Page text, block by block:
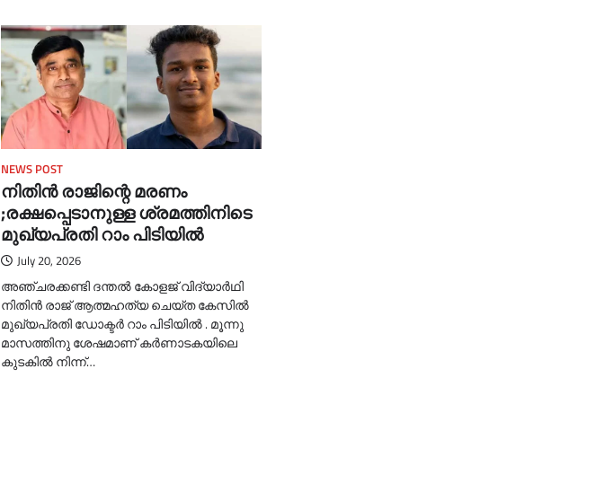
NEWS POST
നിതിൻ രാജിന്റെ മരണം
;രക്ഷപ്പെടാനുള്ള ശ്രമത്തിനിടെ
മുഖ്യപ്രതി റാം പിടിയില്‍
July 20, 2026
അഞ്ചരക്കണ്ടി ദന്തല്‍ കോളജ് വിദ്യാര്‍ഥി
നിതിന്‍ രാജ് ആത്മഹത്യ ചെയ്ത കേസില്‍
മുഖ്യപ്രതി ഡോക്ടര്‍ റാം പിടിയില്‍ . മൂന്നു
മാസത്തിനു ശേഷമാണ് കർണാടകയിലെ
കുടകില്‍ നിന്ന്…